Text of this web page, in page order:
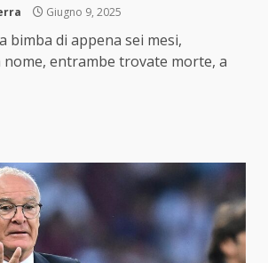
Giugno 9, 2025
bimba di appena sei mesi,
entrambe trovate morte, a